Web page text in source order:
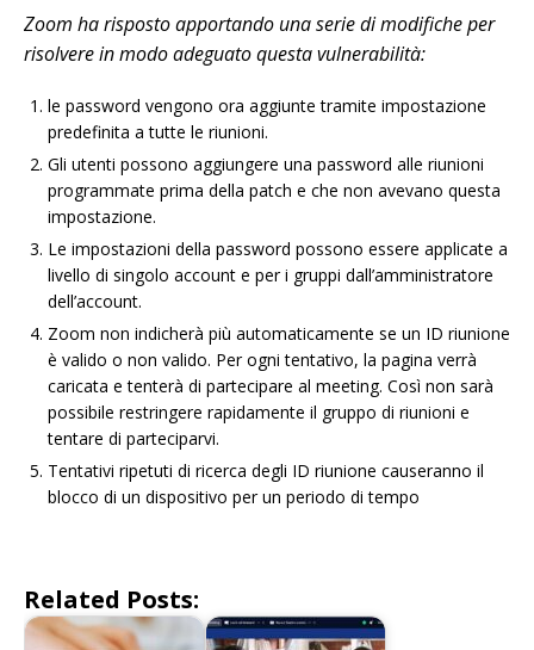
Zoom ha risposto apportando una serie di modifiche per
risolvere in modo adeguato questa vulnerabilità:
le password vengono ora aggiunte tramite impostazione
predefinita a tutte le riunioni.
Gli utenti possono aggiungere una password alle riunioni
programmate prima della patch e che non avevano questa
impostazione.
Le impostazioni della password possono essere applicate a
livello di singolo account e per i gruppi dall’amministratore
dell’account.
Zoom non indicherà più automaticamente se un ID riunione
è valido o non valido. Per ogni tentativo, la pagina verrà
caricata e tenterà di partecipare al meeting. Così non sarà
possibile restringere rapidamente il gruppo di riunioni e
tentare di parteciparvi.
Tentativi ripetuti di ricerca degli ID riunione causeranno il
blocco di un dispositivo per un periodo di tempo
Related Posts: